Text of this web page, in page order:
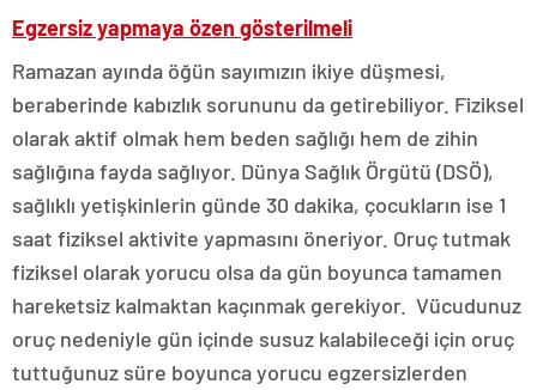
Egzersiz yapmaya özen gösterilmeli
Ramazan ayında öğün sayımızın ikiye düşmesi,
beraberinde kabızlık sorununu da getirebiliyor. Fiziksel
olarak aktif olmak hem beden sağlığı hem de zihin
sağlığına fayda sağlıyor. Dünya Sağlık Örgütü (DSÖ),
sağlıklı yetişkinlerin günde 30 dakika, çocukların ise 1
saat fiziksel aktivite yapmasını öneriyor. Oruç tutmak
fiziksel olarak yorucu olsa da gün boyunca tamamen
hareketsiz kalmaktan kaçınmak gerekiyor. Vücudunuz
oruç nedeniyle gün içinde susuz kalabileceği için oruç
tuttuğunuz süre boyunca yorucu egzersizlerden